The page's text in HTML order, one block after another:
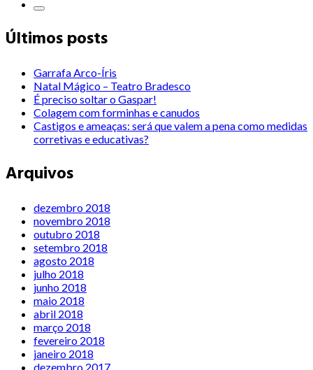
Últimos posts
Garrafa Arco-Íris
Natal Mágico – Teatro Bradesco
É preciso soltar o Gaspar!
Colagem com forminhas e canudos
Castigos e ameaças: será que valem a pena como medidas
corretivas e educativas?
Arquivos
dezembro 2018
novembro 2018
outubro 2018
setembro 2018
agosto 2018
julho 2018
junho 2018
maio 2018
abril 2018
março 2018
fevereiro 2018
janeiro 2018
dezembro 2017